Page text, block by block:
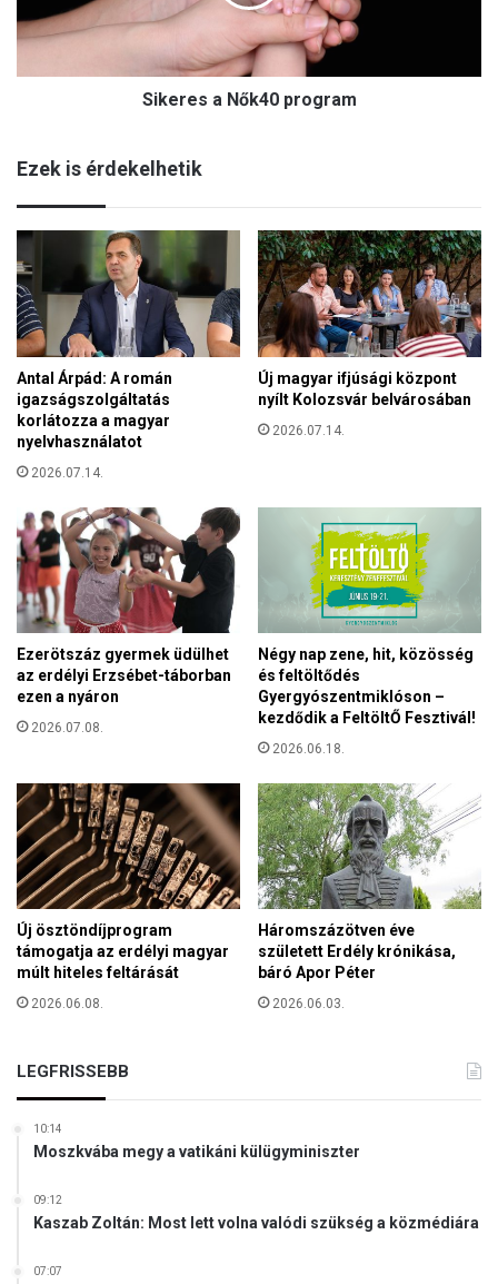
á
s
o
s
N
0
o
g
r
a
m
Sikeres a Nők40 program
Ezek is érdekelhetik
Antal Árpád: A román
igazságszolgáltatás
korlátozza a magyar
nyelvhasználatot
2026.07.14.
Új magyar ifjúsági központ
nyílt Kolozsvár belvárosában
2026.07.14.
Ezerötszáz gyermek üdülhet
az erdélyi Erzsébet-táborban
ezen a nyáron
2026.07.08.
Négy nap zene, hit, közösség
és feltöltődés
Gyergyószentmiklóson –
kezdődik a FeltöltŐ Fesztivál!
2026.06.18.
Új ösztöndíjprogram
támogatja az erdélyi magyar
múlt hiteles feltárását
2026.06.08.
Háromszázötven éve
született Erdély krónikása,
báró Apor Péter
2026.06.03.
LEGFRISSEBB
10:14
Moszkvába megy a vatikáni külügyminiszter
09:12
Kaszab Zoltán: Most lett volna valódi szükség a közmédiára
07:07